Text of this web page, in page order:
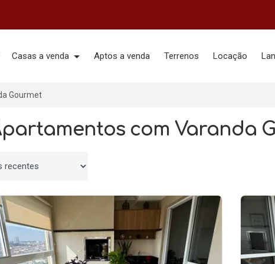
Casas a venda Aptos a venda Terrenos Locação
Gourmet
com Varanda
por